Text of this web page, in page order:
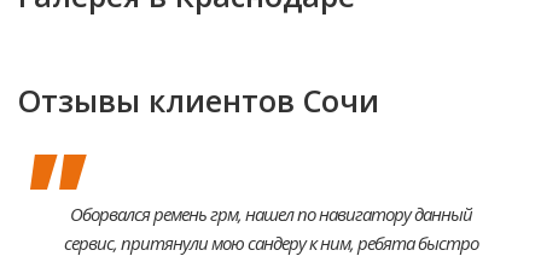
Отзывы клиентов Сочи
Оборвался ремень грм, нашел по навигатору данный
сервис, притянули мою сандеру к ним, ребята быстро